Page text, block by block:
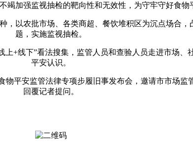
竭加强监视抽检的靶向性和无效性，为守牢守好食物
以农批市场、各类商超、餐饮堆积区为沉点场合，
题，实施监视抽检。
线下”看法搜集，监管人员和查验人员走进市场、
平安认识。
平安监管法律专项步履旧事发布会，邀请市市场监
回覆记者提问。